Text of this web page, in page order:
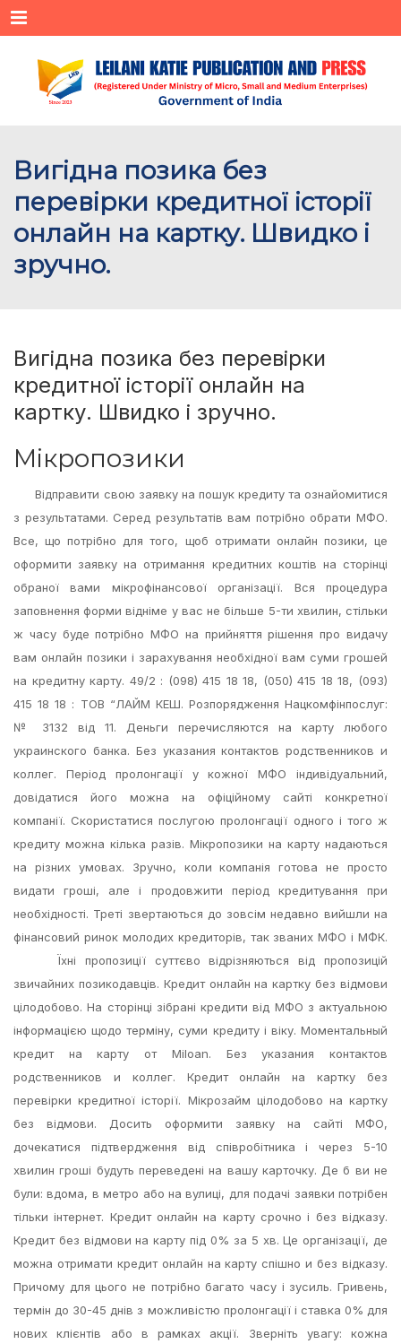
Menu
Вигідна позика без
перевірки кредитної історії
онлайн на картку. Швидко і
зручно.
Вигідна позика без перевірки
кредитної історії онлайн на
картку. Швидко і зручно.
Мікропозики
Відправити свою заявку на пошук кредиту та ознайомитися
з результатами. Серед результатів вам потрібно обрати МФО.
Все, що потрібно для того, щоб отримати онлайн позики, це
оформити заявку на отримання кредитних коштів на сторінці
обраної вами мікрофінансової організації. Вся процедура
заповнення форми відніме у вас не більше 5-ти хвилин, стільки
ж часу буде потрібно МФО на прийняття рішення про видачу
вам онлайн позики і зарахування необхідної вам суми грошей
на кредитну карту. 49/2 : (098) 415 18 18, (050) 415 18 18, (093)
415 18 18 : ТОВ “ЛАЙМ КЕШ. Розпорядження Нацкомфінпослуг:
№ 3132 від 11. Деньги перечисляются на карту любого
украинского банка. Без указания контактов родственников и
коллег. Період пролонгації у кожної МФО індивідуальний,
довідатися його можна на офіційному сайті конкретної
компанії. Скористатися послугою пролонгації одного і того ж
кредиту можна кілька разів. Мікропозики на карту надаються
на різних умовах. Зручно, коли компанія готова не просто
видати гроші, але і продовжити період кредитування при
необхідності. Треті звертаються до зовсім недавно вийшли на
фінансовий ринок молодих кредиторів, так званих МФО і МФК.
Їхні пропозиції суттєво відрізняються від пропозицій
звичайних позикодавців. Кредит онлайн на картку без відмови
цілодобово. На сторінці зібрані кредити від МФО з актуальною
інформацією щодо терміну, суми кредиту і віку. Моментальный
кредит на карту от Miloan. Без указания контактов
родственников и коллег. Кредит онлайн на картку без
перевірки кредитної історії. Мікрозайм цілодобово на картку
без відмови. Досить оформити заявку на сайті МФО,
дочекатися підтвердження від співробітника і через 5-10
хвилин гроші будуть переведені на вашу карточку. Де б ви не
були: вдома, в метро або на вулиці, для подачі заявки потрібен
тільки інтернет. Кредит онлайн на карту срочно і без відказу.
Кредит без відмови на карту під 0% за 5 хв. Це організації, де
можна отримати кредит онлайн на карту спішно и без відказу.
Причому для цього не потрібно багато часу і зусиль. Гривень,
термін до 30-45 днів з можливістю пролонгації і ставка 0% для
нових клієнтів або в рамках акції. Зверніть увагу: кожна